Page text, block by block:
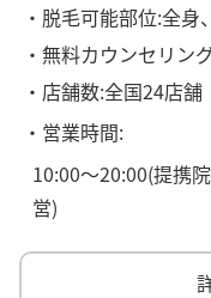
・脱毛可能部位:全身
・無料カウンセリン
・店舗数:全国24店舗
・営業時間:
10:00～20:00(提携
営)